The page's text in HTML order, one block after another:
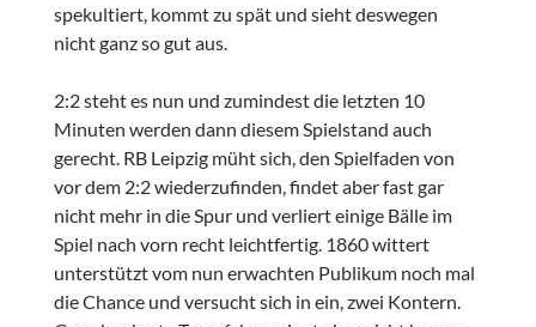
spekultiert, kommt zu spät und sieht deswegen
nicht ganz so gut aus.
2:2 steht es nun und zumindest die letzten 10
Minuten werden dann diesem Spielstand auch
gerecht. RB Leipzig müht sich, den Spielfaden von
vor dem 2:2 wiederzufinden, findet aber fast gar
nicht mehr in die Spur und verliert einige Bälle im
Spiel nach vorn recht leichtfertig. 1860 wittert
unterstützt vom nun erwachten Publikum noch mal
die Chance und versucht sich in ein, zwei Kontern.